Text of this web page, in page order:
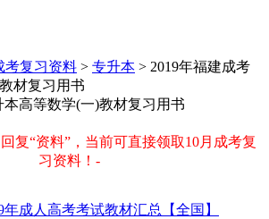
考复习资料 > 专升本 > 2019年福建成考
材复习用书
本高等数学(一)教材复习用书
复“资料”，当前可直接领取10月成考复
习资料！-
年成人高考考试教材汇总【全国】